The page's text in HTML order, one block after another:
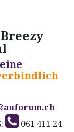
061 411 24